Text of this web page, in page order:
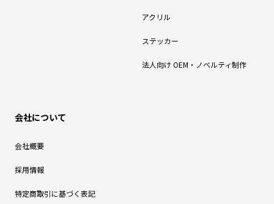
アクリル
ステッカー
法人向け OEM・ノベルティ制作
会社について
会社概要
採用情報
特定商取引に基づく表記